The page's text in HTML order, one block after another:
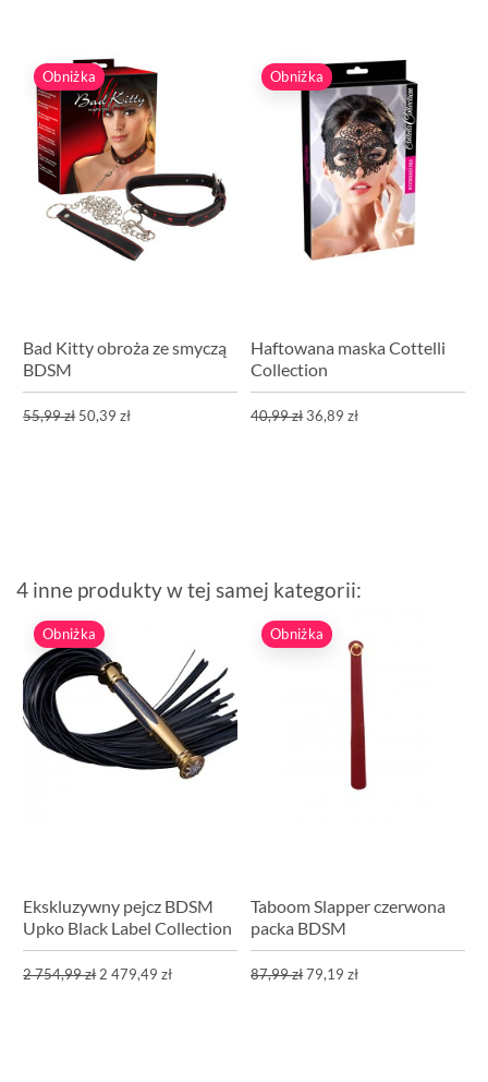
Obniżka
Bad Kitty obroża ze smyczą
BDSM
55,99 zł 50,39 zł
Obniżka
Haftowana maska Cottelli
Collection
40,99 zł36,89 zł
4 inne produkty w tej samej kategorii:
Obniżka
Ekskluzywny pejcz BDSM
Upko Black Label Collection
2 754,99 zł 2 479,49 zł
Obniżka
Taboom Slapper czerwona
packa BDSM
87,99 zł79,19 zł